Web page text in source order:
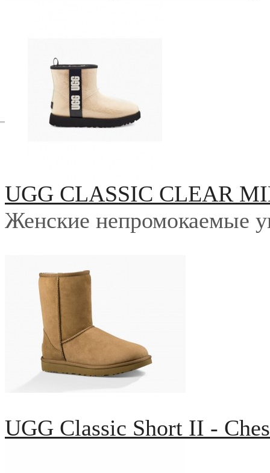
UGG CLASSIC CLEAR
Женские непромокаемые
UGG Classic Short II -